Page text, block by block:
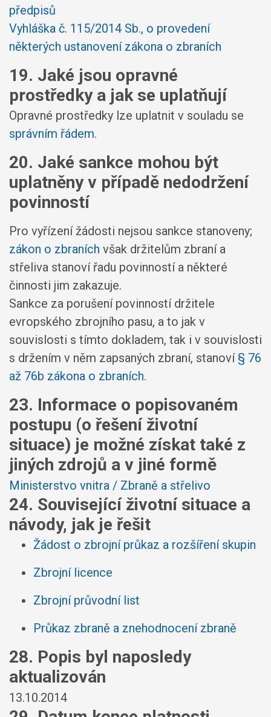
předpisů
Vyhláška č. 115/2014 Sb., o provedení
některých ustanovení zákona o zbraních
19. Jaké jsou opravné
prostředky a jak se uplatňují
Opravné prostředky lze uplatnit v souladu se
správním řádem.
20. Jaké sankce mohou být
uplatněny v případě nedodržení
povinností
Pro vyřízení žádosti nejsou sankce stanoveny;
zákon o zbraních však držitelům zbraní a
střeliva stanoví řadu povinností a některé
činnosti jim zakazuje.
Sankce za porušení povinností držitele
evropského zbrojního pasu, a to jak v
souvislosti s tímto dokladem, tak i v souvislosti
s držením v něm zapsaných zbraní, stanoví § 76
až 76b zákona o zbraních.
23. Informace o popisovaném
postupu (o řešení životní
situace) je možné získat také z
jiných zdrojů a v jiné formě
Ministerstvo vnitra / Zbraně a střelivo
24. Související životní situace a
návody, jak je řešit
Žádost o zbrojní průkaz a rozšíření skupin
Zbrojní licence
Zbrojní průvodní list
Průkaz zbraně a znehodnocení zbraně
28. Popis byl naposledy
aktualizován
13.10.2014